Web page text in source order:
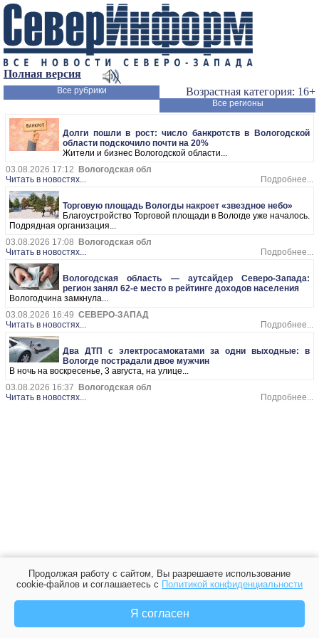
Полная версия
Возрастная категория: 16+
Все рубрики
Все регионы
Долги пошли в рост: число банкротств в Вологодской
области подскочило почти на 20%
Жители и бизнес Вологодской области...
03.08.2026 17:12
Вологодская обл
Читать в новостях...
Подробнее...
Торговую площадь Вологды накроет «звездное небо»
Благоустройство Торговой площади в Вологде уже началось.
Подрядная организация...
03.08.2026 17:08
Вологодская обл
Читать в новостях...
Подробнее...
Вологодская область — аутсайдер Северо-Запада:
регион занял 62-е место в рейтинге доходов населения
Вологодчина замкнула...
03.08.2026 16:49 СЕВЕРО-ЗАПАД
Читать в новостях...
Подробнее...
Два ДТП с электросамокатами за одни выходные: в
Вологде пострадали двое мужчин
В ночь на воскресенье, 3 августа, на улице...
03.08.2026 16:37
Вологодская обл
Читать в новостях...
Подробнее...
Продолжая работу с сайтом, Вы разрешаете использование
cookie-файлов и соглашаетесь с Политикой конфиденциальности
Я согласен